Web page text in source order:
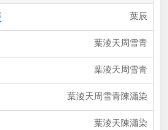
葉辰
葉淩天周雪青
葉淩天周雪青
葉淩天周雪青陳瀟染
葉淩天陳瀟染